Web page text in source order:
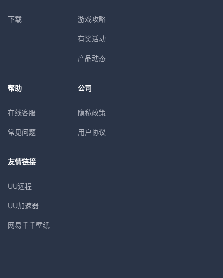
下载 游戏攻略
有奖活动
产品动态
帮助
在线客服
常见问题
公司
隐私政策
用户协议
友情链接
UU远程
UU加速器
网易千千壁纸